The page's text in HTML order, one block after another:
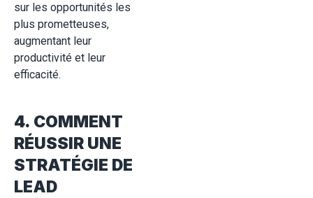
sur les opportunités les
plus prometteuses,
augmentant leur
productivité et leur
efficacité.
4. COMMENT
RÉUSSIR UNE
STRATÉGIE DE
LEAD